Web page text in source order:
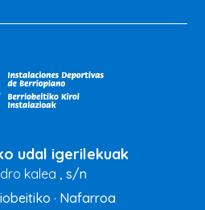
udal igerilekuak
kalea , s/n
· Nafarroa